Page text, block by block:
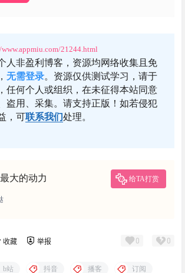
21244.html
人非盈利博客，资源均网络收集且免
， 无需登录。资源仅供测试学习，请于
任何个人或组织，在未征得本站同意
盗用、采集。请支持正版！如若侵犯
，可联系我们处理。
大的动力 给TA打赏
收藏 举报 0 0
b站 抖音 播客 订阅